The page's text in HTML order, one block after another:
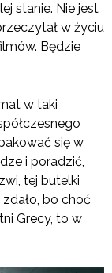
stanie. Nie jest
w życiu
Będzie
w taki
się w
i poradzić,
tej butelki
bo choć
Grecy, to w